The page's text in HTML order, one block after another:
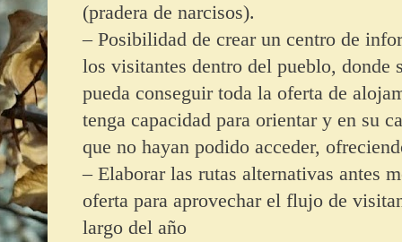
(pradera de narcisos).
– Posibilidad de crear un centro de
los visitantes dentro del pueblo, donde
pueda conseguir toda la oferta de
tenga capacidad para orientar y en su
que no hayan podido acceder,
– Elaborar las rutas alternativas antes
oferta para aprovechar el flujo de
largo del año